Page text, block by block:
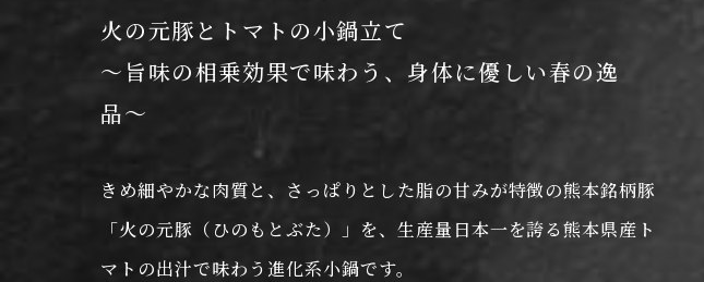
火の元豚とトマトの小鍋立て
〜旨味の相乗効果で味わう、身体に優しい春の逸
品〜
きめ細やかな肉質と、さっぱりとした脂の甘みが特徴の熊本銘柄豚
「火の元豚（ひのもとぶた）」を、生産量日本一を誇る熊本県産ト
マトの出汁で味わう進化系小鍋です。